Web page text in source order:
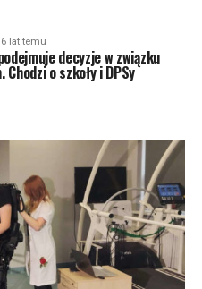
6 lat temu
decyzje w związku
o szkoły i DPSy